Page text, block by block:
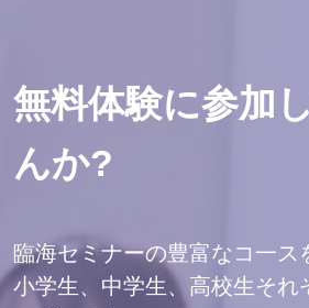
無料体験に参加
んか?
臨海セミナーの豊富なコ一ス
小学生、中学生、高校生それ